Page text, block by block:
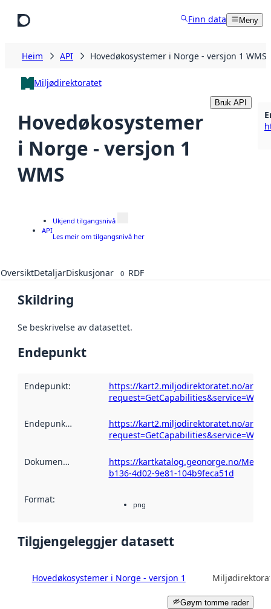
Finn data Meny
Heim API Hovedøkosystemer i Norge - versjon 1 WMS
Miljødirektoratet
Hovedøkosystemer
i Norge - versjon 1
WMS
Bruk API
API
Ukjend tilgangsnivå
Les meir om tilgangsnivå her
OversiktDetaljarDiskusjonar 0 RDF
Skildring
Se beskrivelse av datasettet.
Endepunkt
Endepunkt:
https://kart2.miljodirektoratet.no/
request=GetCapabilities&service=WMS
Endepunktskildring
https://kart2.miljodirektoratet.no/
request=GetCapabilities&service=WMS
Dokumentasjon
https://kartkatalog.geonorge.no/
b136-4d02-9e81-104b9feca51d
Format: png
Tilgjengeleggjer datasett
Hovedøkosystemer i Norge - versjon 1
Gøym tomme rader